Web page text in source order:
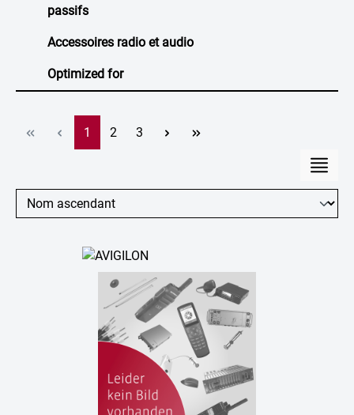
passifs
Accessoires radio et audio
Optimized for
Page
1 Page
2 Page
3